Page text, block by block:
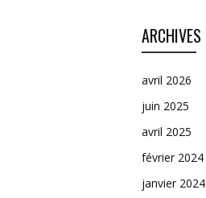
ARCHIVES
avril 2026
juin 2025
avril 2025
février 2024
janvier 2024